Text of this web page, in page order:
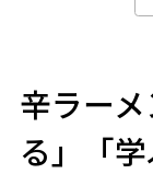
辛ラー
る」「